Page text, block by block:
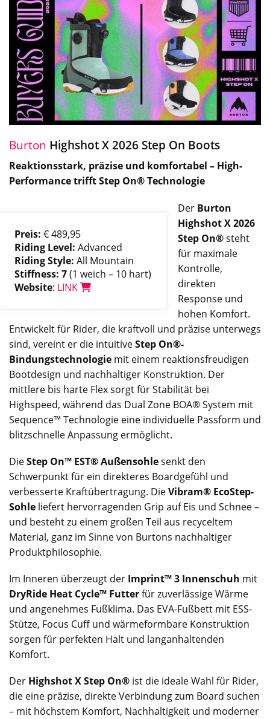
Burton Highshot X 2026 Step On Boots
Reaktionsstark, präzise und komfortabel – High-
Performance trifft Step On® Technologie
Preis: € 489,95
Riding Level: Advanced
Riding Style: All Mountain
Stiffness: 7(1 weich – 10 hart)
Website: LINK
Der Burton
Highshot X 2026
Step On®steht
für maximale
Kontrolle,
direkten
Response und
hohen Komfort.
Entwickelt für Rider, die kraftvoll und präzise unterwegs
sind, vereint er die intuitiveStep On®-
Bindungstechnologie mit einem reaktionsfreudigen
Bootdesign und nachhaltiger Konstruktion. Der
mittlere bis harte Flex sorgt für Stabilität bei
Highspeed, während das Dual Zone BOA® System mit
Sequence™ Technologie eine individuelle Passform und
blitzschnelle Anpassung ermöglicht.
DieStep On™ EST® Außensohlesenkt den
Schwerpunkt für ein direkteres Boardgefühl und
verbesserte Kraftübertragung. DieVibram® EcoStep-
Sohle liefert hervorragenden Grip auf Eis und Schnee –
und besteht zu einem großen Teil aus recyceltem
Material, ganz im Sinne von Burtons nachhaltiger
Produktphilosophie.
Im Inneren überzeugt der Imprint™ 3 Innenschuh mit
DryRide Heat Cycle™ Futterfür zuverlässige Wärme
und angenehmes Fußklima. Das EVA-Fußbett mit ESS-
Stütze, Focus Cuff und wärmeformbare Konstruktion
sorgen für perfekten Halt und langanhaltenden
Komfort.
Der Highshot X Step On® ist die ideale Wahl für Rider,
die eine präzise, direkte Verbindung zum Board suchen
– mit höchstem Komfort, Nachhaltigkeit und moderner